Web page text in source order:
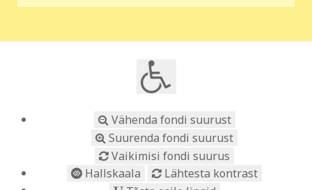
Vähenda fondi suurust
Suurenda fondi suurust
Vaikimisi fondi suurus
Hallskaala
Lähtesta kontrast